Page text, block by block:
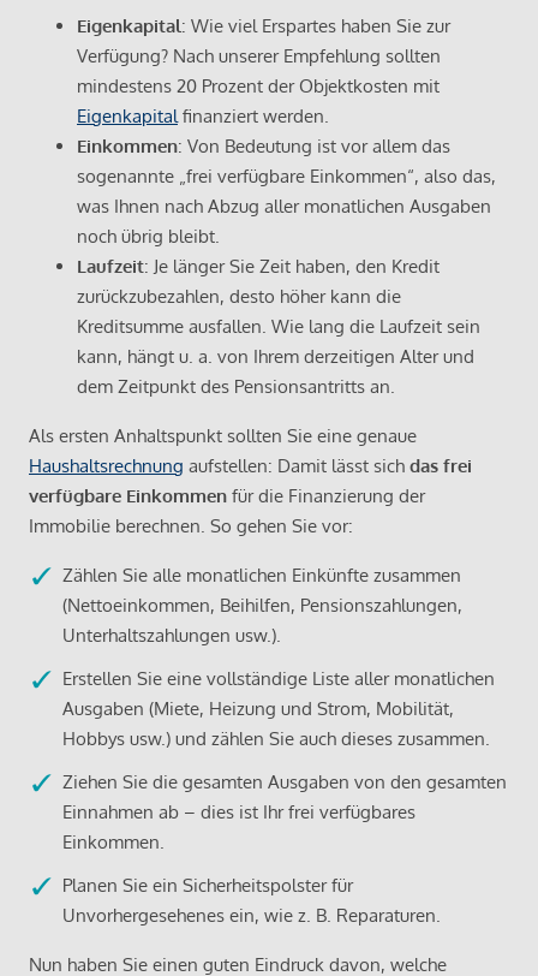
Eigenkapital: Wie viel Erspartes haben Sie zur
Verfügung? Nach unserer Empfehlung sollten
mindestens 20 Prozent der Objektkosten mit
Eigenkapital finanziert werden.
Einkommen: Von Bedeutung ist vor allem das
sogenannte „frei verfügbare Einkommen“, also das,
was Ihnen nach Abzug aller monatlichen Ausgaben
noch übrig bleibt.
Laufzeit: Je länger Sie Zeit haben, den Kredit
zurückzubezahlen, desto höher kann die
Kreditsumme ausfallen. Wie lang die Laufzeit sein
kann, hängt u. a. von Ihrem derzeitigen Alter und
dem Zeitpunkt des Pensionsantritts an.
Als ersten Anhaltspunkt sollten Sie eine genaue
Haushaltsrechnung aufstellen: Damit lässt sich das frei
verfügbare Einkommen für die Finanzierung der
Immobilie berechnen. So gehen Sie vor:
Zählen Sie alle monatlichen Einkünfte zusammen
(Nettoeinkommen, Beihilfen, Pensionszahlungen,
Unterhaltszahlungen usw.).
Erstellen Sie eine vollständige Liste aller monatlichen
Ausgaben (Miete, Heizung und Strom, Mobilität,
Hobbys usw.) und zählen Sie auch dieses zusammen.
Ziehen Sie die gesamten Ausgaben von den gesamten
Einnahmen ab – dies ist Ihr frei verfügbares
Einkommen.
Planen Sie ein Sicherheitspolster für
Unvorhergesehenes ein, wie z. B. Reparaturen.
Nun haben Sie einen guten Eindruck davon, welche